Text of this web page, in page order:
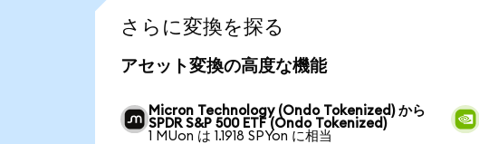
さらに変換を探る
アセット変換の高度な機能
Micron Technology (Ondo Tokenized) から
SPDR S&P 500 ETF (Ondo Tokenized)
1 MUon は 1.1918 SPYon に相当